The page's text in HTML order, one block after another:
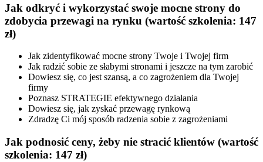
Jak odkryć i wykorzystać swoje mocne strony do
zdobycia przewagi na rynku (wartość szkolenia: 147
zł)
Jak zidentyfikować mocne strony Twoje i Twojej firm
Jak radzić sobie ze słabymi stronami i jeszcze na tym zarobić
Dowiesz się, co jest szansą, a co zagrożeniem dla Twojej
firmy
Poznasz STRATEGIE efektywnego działania
Dowiesz się, jak zyskać przewagę rynkową
Zdradzę Ci mój sposób radzenia sobie z zagrożeniami
Jak podnosić ceny, żeby nie stracić klientów (wartość
szkolenia: 147 zł)